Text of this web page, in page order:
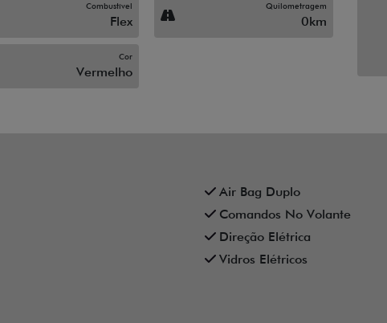
Combustível
Flex
Quilometragem
0km
Cor
Vermelho
Air Bag Duplo
Comandos No Volante
Direção Elétrica
Vidros Elétricos